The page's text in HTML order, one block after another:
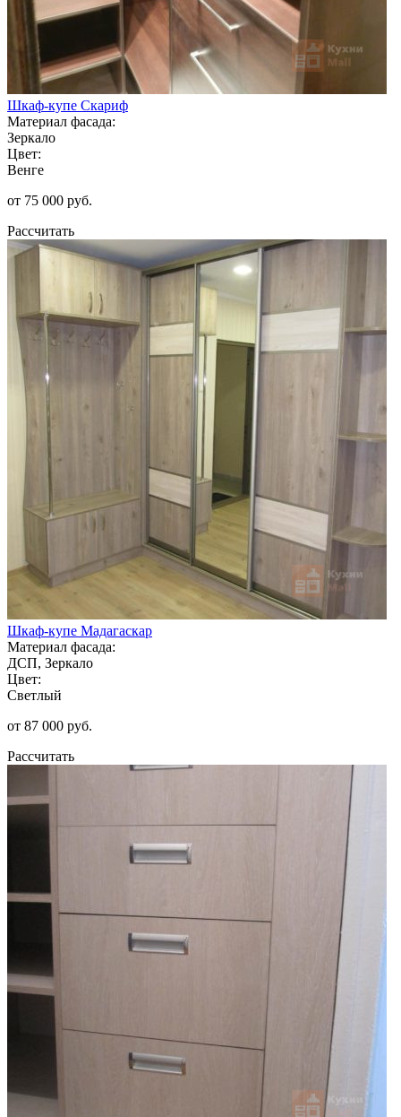
Шкаф-купе Скариф
Материал фасада:
Зеркало
Цвет:
Венге
от 75 000 руб.
Рассчитать
Шкаф-купе Мадагаскар
Материал фасада:
ДСП, Зеркало
Цвет:
Светлый
от 87 000 руб.
Рассчитать